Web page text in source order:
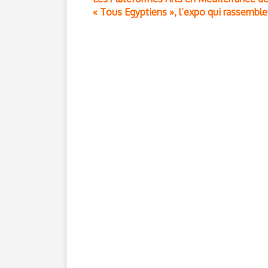
« Tous Egyptiens », l’expo qui